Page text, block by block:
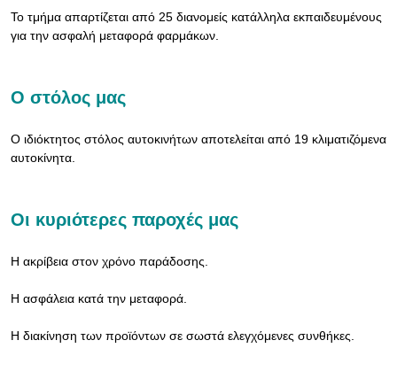
Το τμήμα απαρτίζεται από 25 διανομείς κατάλληλα εκπαιδευμένους
για την ασφαλή μεταφορά φαρμάκων.
Ο στόλος μας
Ο ιδιόκτητος στόλος αυτοκινήτων αποτελείται από 19 κλιματιζόμενα
αυτοκίνητα.
Οι κυριότερες παροχές μας
Η ακρίβεια στον χρόνο παράδοσης.
Η ασφάλεια κατά την μεταφορά.
Η διακίνηση των προϊόντων σε σωστά ελεγχόμενες συνθήκες.